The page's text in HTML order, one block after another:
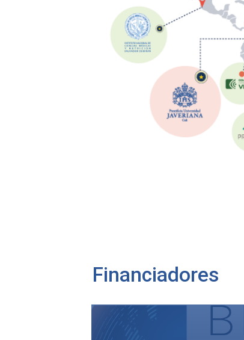
Financiadores